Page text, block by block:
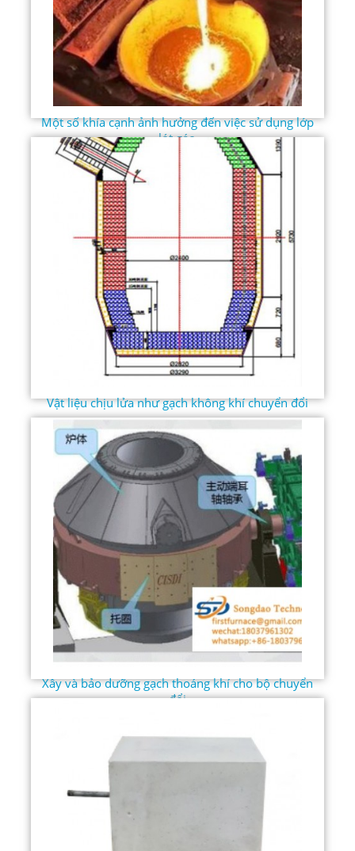
Một số khía cạnh ảnh hưởng đến việc sử dụng lớp
lót gáo
Vật liệu chịu lửa như gạch không khí chuyển đổi
Xây và bảo dưỡng gạch thoáng khí cho bộ chuyển
đổi